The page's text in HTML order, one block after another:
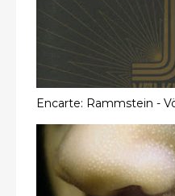
Encarte: Rammstein -